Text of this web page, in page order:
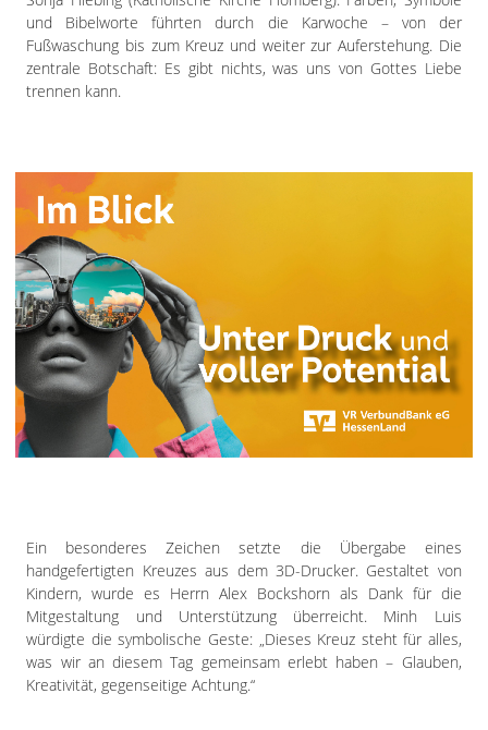
und Bibelworte führten durch die Karwoche – von der
Fußwaschung bis zum Kreuz und weiter zur Auferstehung. Die
zentrale Botschaft: Es gibt nichts, was uns von Gottes Liebe
trennen kann.
Ein besonderes Zeichen setzte die Übergabe eines
handgefertigten Kreuzes aus dem 3D-Drucker. Gestaltet von
Kindern, wurde es Herrn Alex Bockshorn als Dank für die
Mitgestaltung und Unterstützung überreicht. Minh Luis
würdigte die symbolische Geste: „Dieses Kreuz steht für alles,
was wir an diesem Tag gemeinsam erlebt haben – Glauben,
Kreativität, gegenseitige Achtung.“